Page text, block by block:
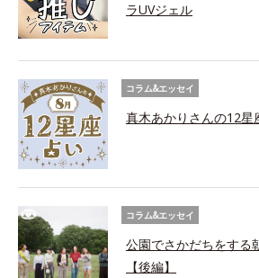
ラUVジェル
コラム&エッセイ
真木あかりさんの12星
コラム&エッセイ
公園でさかだちをする
【後編】